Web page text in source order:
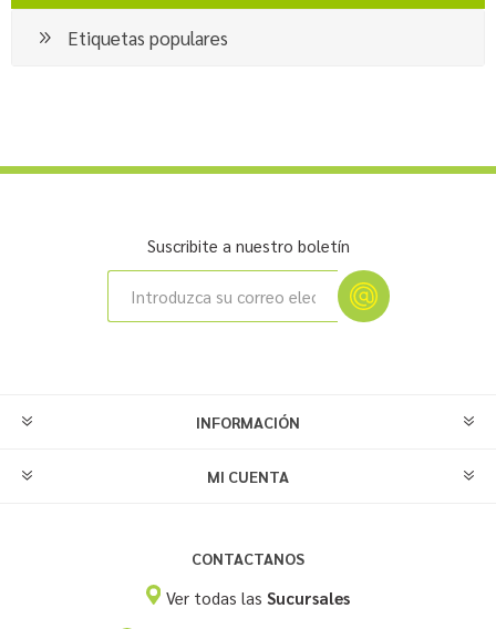
Etiquetas populares
Suscribite a nuestro boletín
INFORMACIÓN
MI CUENTA
CONTACTANOS
Ver todas lasSucursales